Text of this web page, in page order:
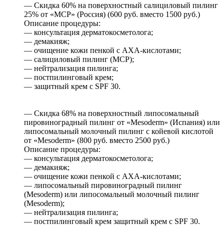
— Скидка 60% на поверхностный салициловый пилинг
25% от «МСР» (Россия) (600 руб. вместо 1500 руб.)
Описание процедуры:
— консультация дерматокосметолога;
— демакияж;
— очищение кожи пенкой с AXA-кислотами;
— салициловый пилинг (MCP);
— нейтрализация пилинга;
— постпилинговый крем;
— защитный крем с SPF 30.
— Скидка 68% на поверхностный липосомальный
пировиноградный пилинг от «Mesoderm» (Испания) или
липосомальный молочный пилинг с койевой кислотой
от «Mesoderm» (800 руб. вместо 2500 руб.)
Описание процедуры:
— консультация дерматокосметолога;
— демакияж;
— очищение кожи пенкой с AXA-кислотами;
— липосомальный пировиноградный пилинг
(Mesoderm) или липосомальный молочный пилинг
(Mesoderm);
— нейтрализация пилинга;
— постпилинговый крем защитный крем с SPF 30.